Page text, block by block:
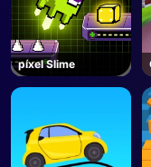
píxel Slime